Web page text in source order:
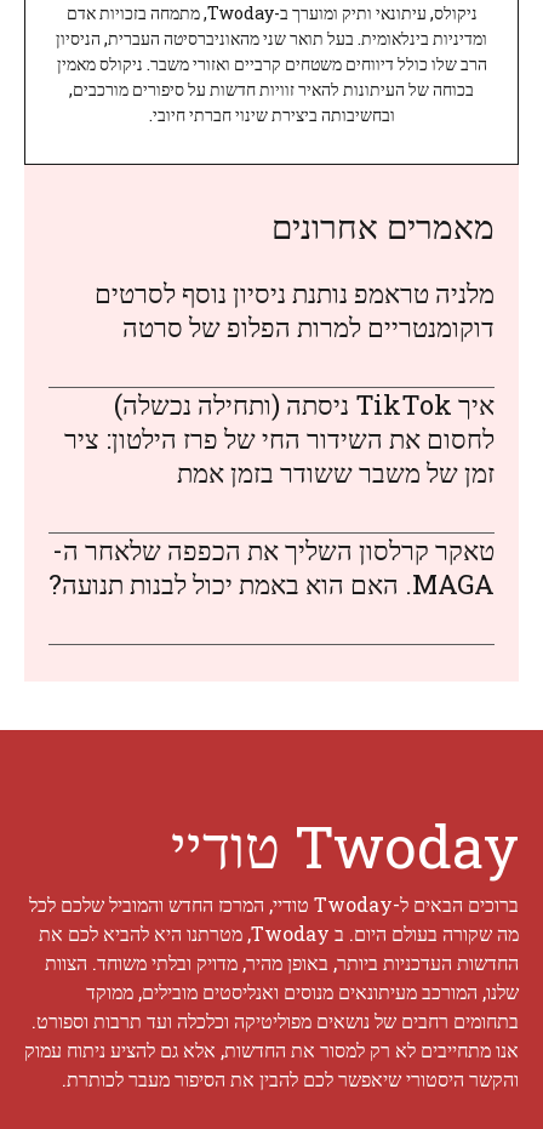
ניקולס, עיתונאי ותיק ומוערך ב-Twoday, מתמחה בזכויות אדם
ומדיניות בינלאומית. בעל תואר שני מהאוניברסיטה העברית, הניסיון
הרב שלו כולל דיווחים משטחים קרביים ואזורי משבר. ניקולס מאמין
בכוחה של העיתונות להאיר זוויות חדשות על סיפורים מורכבים,
ובחשיבותה ביצירת שינוי חברתי חיובי.
מאמרים אחרונים
מלניה טראמפ נותנת ניסיון נוסף לסרטים
דוקומנטריים למרות הפלופ של סרטה
איך TikTok ניסתה (ותחילה נכשלה)
לחסום את השידור החי של פרז הילטון: ציר
זמן של משבר ששודר בזמן אמת
טאקר קרלסון השליך את הכפפה שלאחר ה-
MAGA. האם הוא באמת יכול לבנות תנועה?
Twoday טודיי
ברוכים הבאים ל-Twoday טודיי, המרכז החדש והמוביל שלכם לכל
מה שקורה בעולם היום. ב Twoday, מטרתנו היא להביא לכם את
החדשות העדכניות ביותר, באופן מהיר, מדויק ובלתי משוחד. הצוות
שלנו, המורכב מעיתונאים מנוסים ואנליסטים מובילים, ממוקד
בתחומים רחבים של נושאים מפוליטיקה וכלכלה ועד תרבות וספורט.
אנו מתחייבים לא רק למסור את החדשות, אלא גם להציע ניתוח עמוק
והקשר היסטורי שיאפשר לכם להבין את הסיפור מעבר לכותרת.